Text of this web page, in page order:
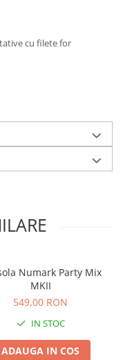
cu filete for
Numark Party Mix
MKII
549,00 RON
IN STOC
ADAUGA IN COS